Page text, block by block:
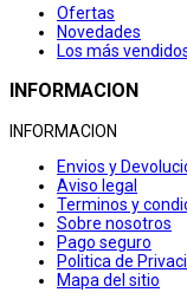
Ofertas
Novedades
Los más
INFORMACION
INFORMACION
Envios y
Aviso legal
Terminos y
Sobre nosotros
Pago seguro
Politica de
Mapa del sitio